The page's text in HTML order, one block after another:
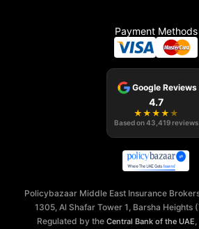
Payment Methods
Google Reviews
4.7
★ ★ ★ ★ ★
Based on43,419 reviews
Policybazaar Middle East Insurance
1305, Al Shafar Tower 1, Barsha Heights
Regulated by the Central Bank of the UAE